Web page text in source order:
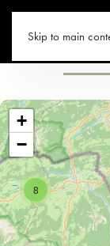
Skip to main
TIROL.CO
8
+
−